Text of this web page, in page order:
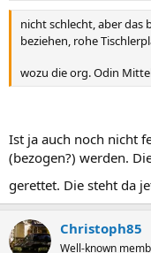
nicht schlecht, aber
beziehen, rohe
wozu die org. Odin
Ist ja auch noch nicht
(bezogen?) werden.
gerettet. Die steht da
Christoph85
Well-known